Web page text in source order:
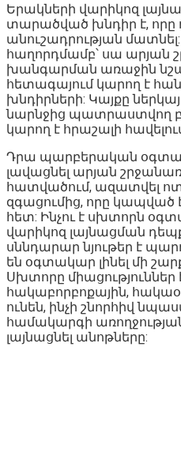
Երակների վարիկոզ
տարածված խնդիր է, որը
անուշադրության մատնել:
հաղորդմամբ՝ սա արյան
խանգարման առաջին
հետագայում կարող է
խնդիրների: Կայքը
նարնջից պատրաստվող
կարող է հրաշալի
Դրա պարբերական
լավացնել արյան
հատվածում, ազատվել
զգացումից, որը կապված
հետ: Ինչու է սխտորն
վարիկոզ լայնացման
սննդարար նյութեր է
են օգտակար լինել մի
Սխտորը միացություններ
հակաբորբոքային,
ունեն, ինչի շնորհիվ
համակարգի
լայնացնել անոթները: